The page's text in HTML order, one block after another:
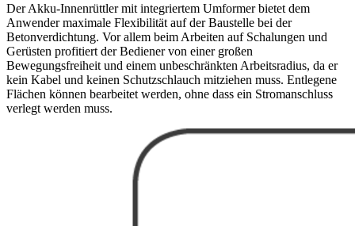
Der Akku-Innenrüttler mit integriertem Umformer bietet dem
Anwender maximale Flexibilität auf der Baustelle bei der
Betonverdichtung. Vor allem beim Arbeiten auf Schalungen und
Gerüsten profitiert der Bediener von einer großen
Bewegungsfreiheit und einem unbeschränkten Arbeitsradius, da er
kein Kabel und keinen Schutzschlauch mitziehen muss. Entlegene
Flächen können bearbeitet werden, ohne dass ein Stromanschluss
verlegt werden muss.